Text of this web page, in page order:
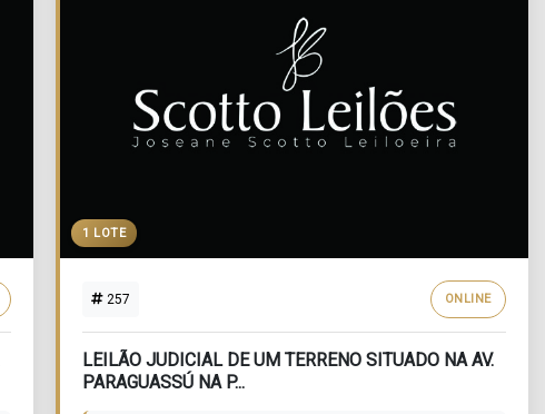
1 LOTE
257 ONLINE
LEILÃO JUDICIAL DE UM TERRENO SITUADO NA AV.
PARAGUASSÚ NA P...